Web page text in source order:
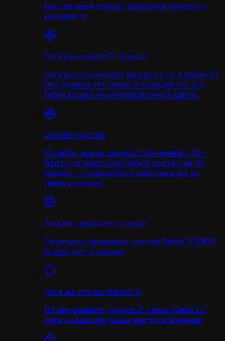
Бесплатный сервис проверки скорости
интернета
Отслеживание IP-адреса
Отследите сетевой маршрут до любого IP
или домена по узлам и определите его
геолокацию на интерактивной карте.
Сканер портов
Узнайте, какие распространённые TCP-
порты открыты на любом хосте или IP-
адресе, и определите работающие за
ними сервисы.
Анализ цифрового следа
Отпечаток браузера, утечки WebRTC/DNS
и вердикт о рисках
Тест на утечки WebRTC
Обнаруживает утечки IP через WebRTC,
раскрывающие ваше местоположение